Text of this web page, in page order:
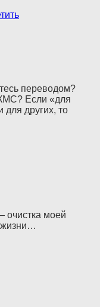
переводом?
Если «для
для других, то
очистка моей